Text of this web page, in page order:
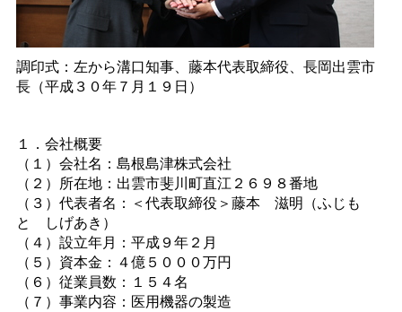
調印式：左から溝口知事、藤本代表取締役、長岡出雲市
長（平成３０年７月１９日）
１．会社概要
（１）会社名：島根島津株式会社
（２）所在地：出雲市斐川町直江２６９８番地
（３）代表者名：＜代表取締役＞藤本 滋明（ふじも
と
しげあき）
（４）設立年月：平成９年２月
（５）資本金：４億５０００万円
（６）従業員数：１５４名
（７）事業内容：医用機器の製造